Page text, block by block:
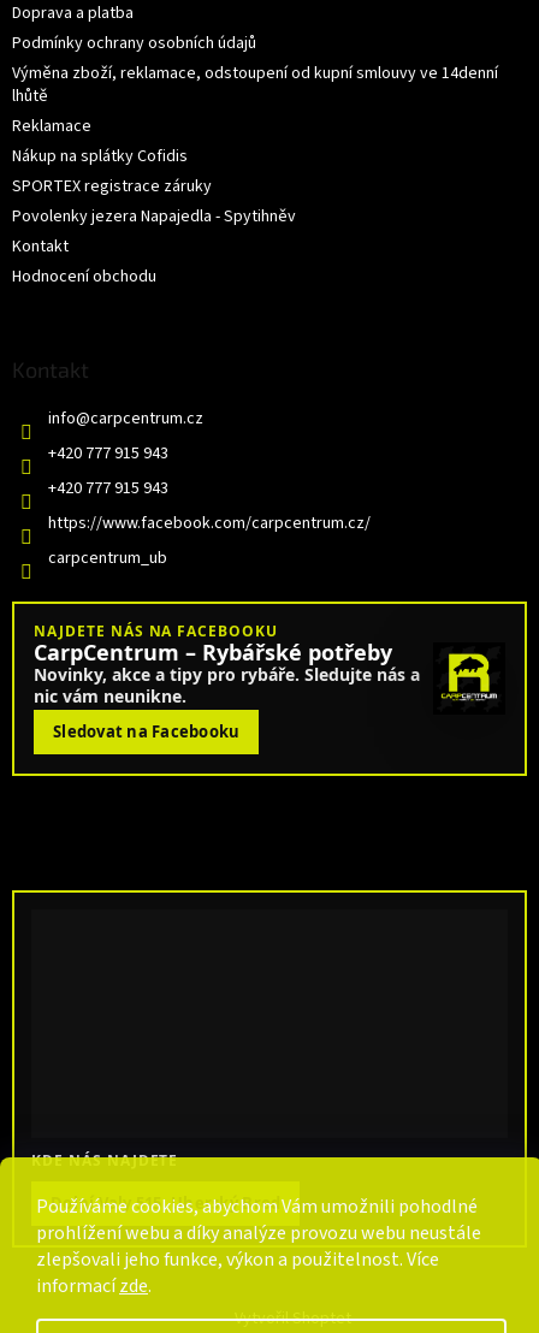
Používáme cookies, abychom Vám umožnili pohodlné
prohlížení webu a díky analýze provozu webu neustále
zlepšovali jeho funkce, výkon a použitelnost. Více
informacízde.
Doprava a platba
Podmínky ochrany osobních údajů
Výměna zboží, reklamace, odstoupení od kupní smlouvy ve 14denní
lhůtě
Reklamace
Nákup na splátky Cofidis
SPORTEX registrace záruky
Povolenky jezera Napajedla - Spytihněv
Kontakt
Hodnocení obchodu
Kontakt
info@carpcentrum.cz
+420 777 915 943
+420 777 915 943
https://www.facebook.com/carpcentrum.cz/
carpcentrum_ub
NAJDETE NÁS NA FACEBOOKU
CarpCentrum – Rybářské potřeby
Novinky, akce a tipy pro rybáře. Sledujte nás a
nic vám neunikne.
Sledovat na Facebooku
KDE NÁS NAJDETE
Dolní Valy 515, Uherský Brod
Vytvořil Shoptet